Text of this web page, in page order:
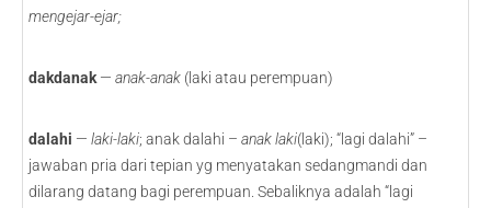
mengejar-ejar;
dakdanak — anak-anak (laki atau perempuan)
dalahi — laki-laki; anak dalahi – anak laki(laki); “lagi dalahi” –
jawaban pria dari tepian yg menyatakan sedangmandi dan
dilarang datang bagi perempuan. Sebaliknya adalah “lagi